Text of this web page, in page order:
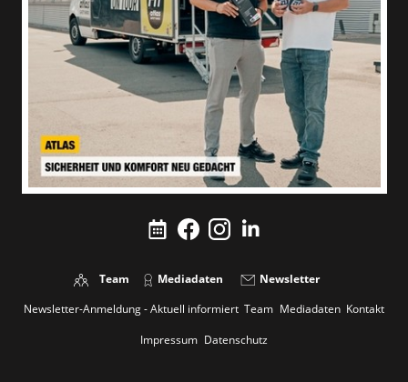
Team Mediadaten
Newsletter
Newsletter-Anmeldung - Aktuell informiert Team Mediadaten Kontakt
Impressum Datenschutz